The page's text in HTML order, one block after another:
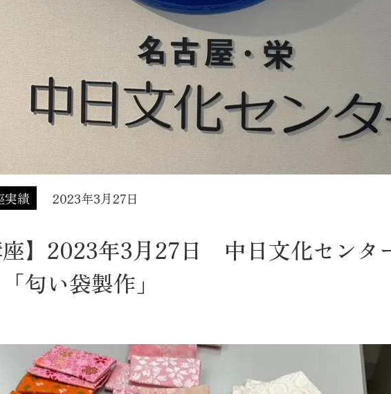
実績 2023年3月27日
座】2023年3月27日 中日文化センタ
匂い袋製作」